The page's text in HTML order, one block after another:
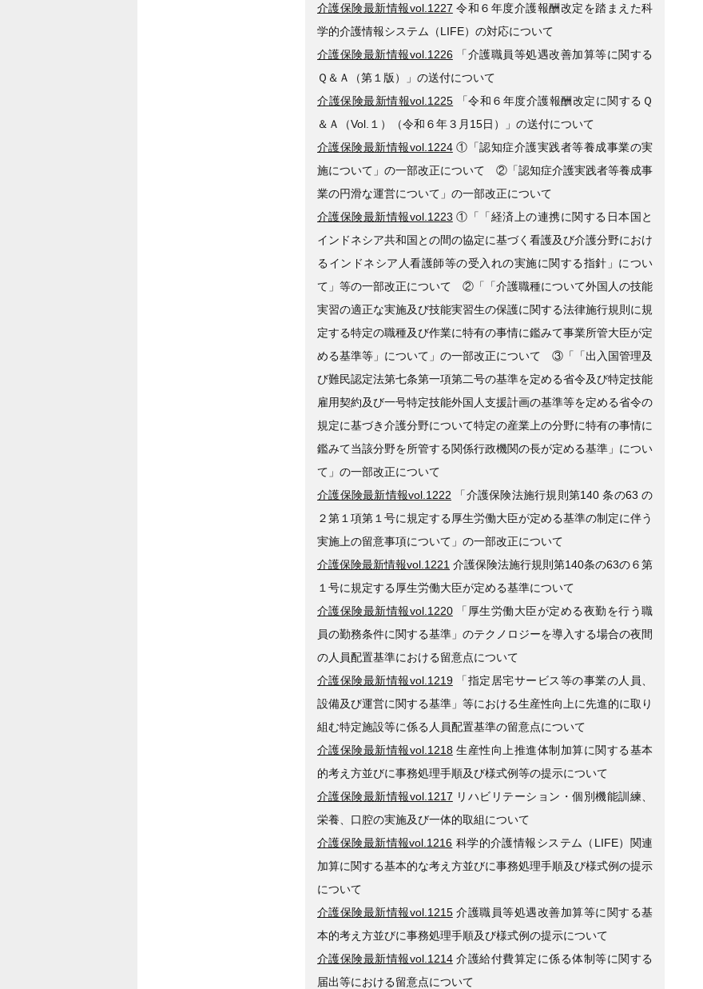
介護保険最新情報vol.1227 令和６年度介護報酬改定を踏まえた科
学的介護情報システム（LIFE）の対応について
介護保険最新情報vol.1226 「介護職員等処遇改善加算等に関する
Ｑ＆Ａ（第１版）」の送付について
介護保険最新情報vol.1225 「令和６年度介護報酬改定に関するＱ
＆Ａ（Vol.１）（令和６年３月15日）」の送付について
介護保険最新情報vol.1224①「認知症介護実践者等養成事業の実
施について」の一部改正について ②「認知症介護実践者等養成事
業の円滑な運営について」の一部改正について
介護保険最新情報vol.1223 ①「「経済上の連携に関する日本国と
インドネシア共和国との間の協定に基づく看護及び介護分野におけ
るインドネシア人看護師等の受入れの実施に関する指針」につい
て」等の一部改正について ②「「介護職種について外国人の技能
実習の適正な実施及び技能実習生の保護に関する法律施行規則に規
定する特定の職種及び作業に特有の事情に鑑みて事業所管大臣が定
める基準等」について」の一部改正について ③「「出入国管理及
び難民認定法第七条第一項第二号の基準を定める省令及び特定技能
雇用契約及び一号特定技能外国人支援計画の基準等を定める省令の
規定に基づき介護分野について特定の産業上の分野に特有の事情に
鑑みて当該分野を所管する関係行政機関の長が定める基準」につい
て」の一部改正について
介護保険最新情報vol.1222 「介護保険法施行規則第140 条の63 の
２第１項第１号に規定する厚生労働大臣が定める基準の制定に伴う
実施上の留意事項について」の一部改正について
介護保険最新情報vol.1221 介護保険法施行規則第140条の63の６第
１号に規定する厚生労働大臣が定める基準について
介護保険最新情報vol.1220「厚生労働大臣が定める夜勤を行う職
員の勤務条件に関する基準」のテクノロジーを導入する場合の夜間
の人員配置基準における留意点について
介護保険最新情報vol.1219「指定居宅サービス等の事業の人員、
設備及び運営に関する基準」等における生産性向上に先進的に取り
組む特定施設等に係る人員配置基準の留意点について
介護保険最新情報vol.1218 生産性向上推進体制加算に関する基本
的考え方並びに事務処理手順及び様式例等の提示について
介護保険最新情報vol.1217 リハビリテーション・個別機能訓練、
栄養、口腔の実施及び一体的取組について
介護保険最新情報vol.1216 科学的介護情報システム（LIFE）関連
加算に関する基本的な考え方並びに事務処理手順及び様式例の提示
について
介護保険最新情報vol.1215介護職員等処遇改善加算等に関する基
本的考え方並びに事務処理手順及び様式例の提示について
介護保険最新情報vol.1214介護給付費算定に係る体制等に関する
届出等における留意点について